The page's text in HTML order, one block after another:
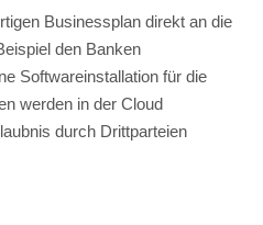
Businessplan direkt an die
den Banken
Softwareinstallation für die
werden in der Cloud
durch Drittparteien